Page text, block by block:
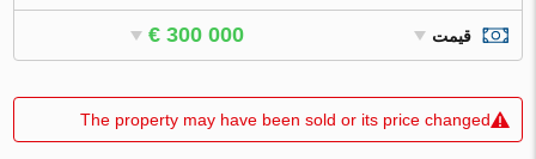
قیمت € 300 000
The property may have been sold or its price changed